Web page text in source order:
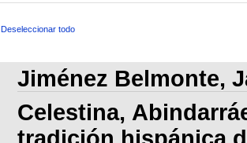
Deseleccionar todo
Jiménez Belmonte,
Celestina,